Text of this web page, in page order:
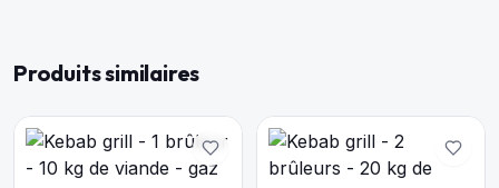
Produits similaires